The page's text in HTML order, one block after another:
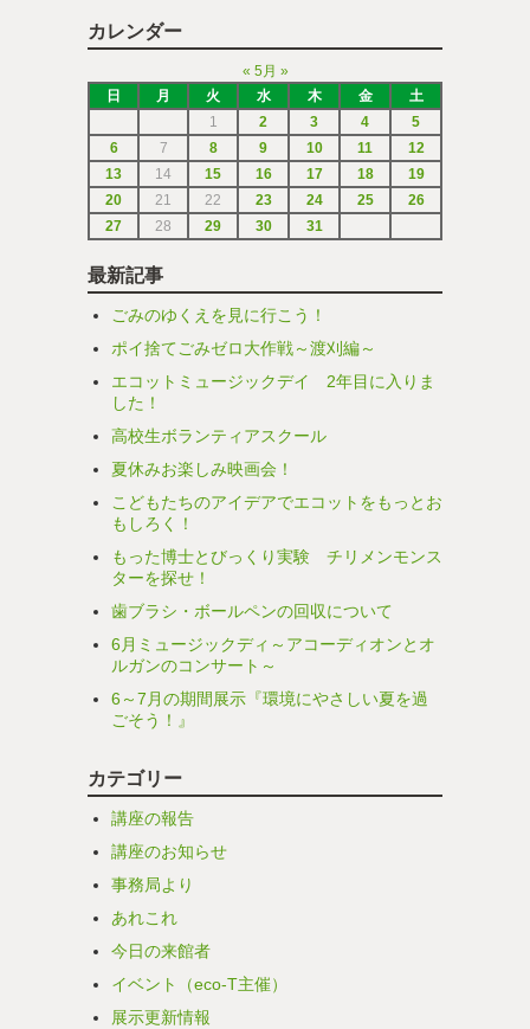
カレンダー
« 5月 »
日
月 火 水 木 金
土
1
2 3 4
5
6
7 8 9 10 11
12
13
14 15 16 17 18
19
20
21 22 23 24 25
26
27
28 29 30 31
最新記事
ごみのゆくえを見に行こう！
ポイ捨てごみゼロ大作戦～渡刈編～
エコットミュージックデイ 2年目に入りま
した！
高校生ボランティアスクール
夏休みお楽しみ映画会！
こどもたちのアイデアでエコットをもっとお
もしろく！
もった博士とびっくり実験 チリメンモンス
ターを探せ！
歯ブラシ・ボールペンの回収について
6月ミュージックディ～アコーディオンとオ
ルガンのコンサート～
6～7月の期間展示『環境にやさしい夏を過
ごそう！』
カテゴリー
講座の報告
講座のお知らせ
事務局より
あれこれ
今日の来館者
イベント（eco-T主催）
展示更新情報